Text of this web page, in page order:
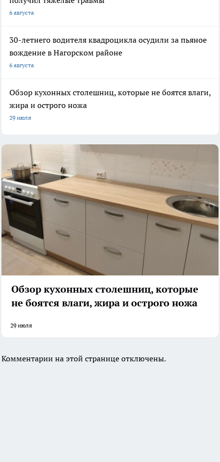
6 августа
30-летнего водителя квадроцикла осудили за пьяное
вождение в Нагорском районе
6 августа
Обзор кухонных столешниц, которые не боятся влаги,
жира и острого ножа
29 июля
Обзор кухонных столешниц, которые
не боятся влаги, жира и острого ножа
29 июля
Комментарии на этой странице отключены.